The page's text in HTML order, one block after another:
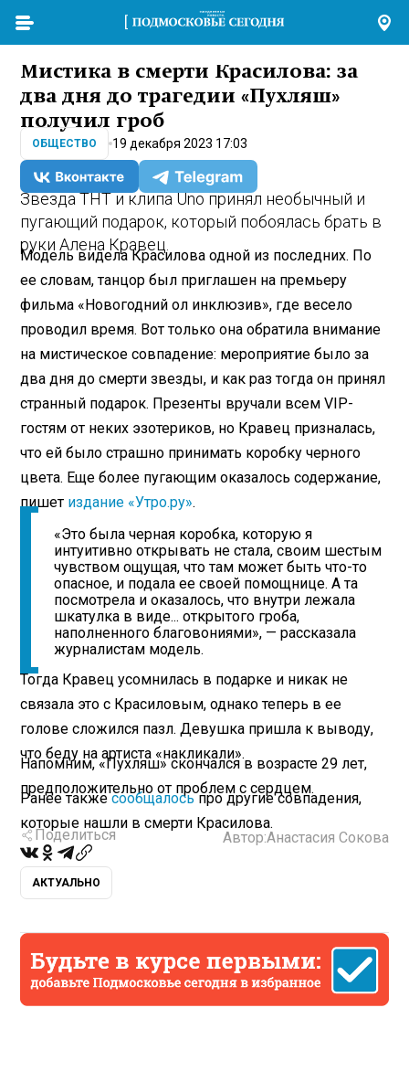
Мистика в смерти Красилова: за
два дня до трагедии «Пухляш»
получил гроб
ОБЩЕСТВО 19 декабря 2023 17:03
Звезда ТНТ и клипа Uno принял необычный и
пугающий подарок, который побоялась брать в
руки Алена Кравец.
Модель видела Красилова одной из последних. По
ее словам, танцор был приглашен на премьеру
фильма «Новогодний ол инклюзив», где весело
проводил время. Вот только она обратила внимание
на мистическое совпадение: мероприятие было за
два дня до смерти звезды, и как раз тогда он принял
странный подарок. Презенты вручали всем VIP-
гостям от неких эзотериков, но Кравец призналась,
что ей было страшно принимать коробку черного
цвета. Еще более пугающим оказалось содержание,
пишет издание «Утро.ру».
«Это была черная коробка, которую я
интуитивно открывать не стала, своим шестым
чувством ощущая, что там может быть что-то
опасное, и подала ее своей помощнице. А та
посмотрела и оказалось, что внутри лежала
шкатулка в виде... открытого гроба,
наполненного благовониями», — рассказала
журналистам модель.
Тогда Кравец усомнилась в подарке и никак не
связала это с Красиловым, однако теперь в ее
голове сложился пазл. Девушка пришла к выводу,
что беду на артиста «накликали».
Напомним, «Пухляш» скончался в возрасте 29 лет,
предположительно от проблем с сердцем.
Ранее такжесообщалосьпро другие совпадения,
которые нашли в смерти Красилова.
Поделиться Автор:Анастасия Сокова
АКТУАЛЬНО